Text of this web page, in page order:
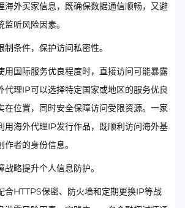
海外买家信息，既确保数据通信顺畅，又避
听风险因素。
条件，保护访问私密性。
用国际服务优良程度时，直接访问可能暴露
代理IP可以选择特定国家或地区的服务优良
在位置，同时安全保障访问受限资源。一家
用海外代理IP发行作品，既顺利访问海外基
者的身份信息。
略提升个人信息防护。
合HTTPS保密、防火墙和定期更换IP等战